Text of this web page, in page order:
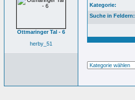
Ottmaringer Tal - 6
herby_51
Kategorie:
Suche in Feldern: